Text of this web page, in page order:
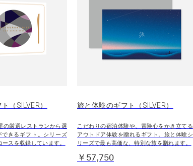
（SILVER）
の厳選レストランから選
できるギフト。シリーズ
スを収録しています。
旅と体験のギフト（SILVER）
こだわりの宿泊体験や、冒険心をかき立てる
アウトドア体験を贈れるギフト。旅と体験シ
リーズで最も高価な、特別な旅を贈れます。
￥57,750